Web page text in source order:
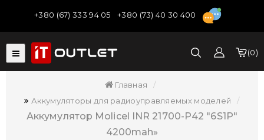
+380 (67) 333 94 05 +380 (73) 40 30 400
0
Главная
Аккумуляторы для радиоуправляемых моделей
Аккумулятор Molicel INR 21700-P42 "6S1P"
4200mah»